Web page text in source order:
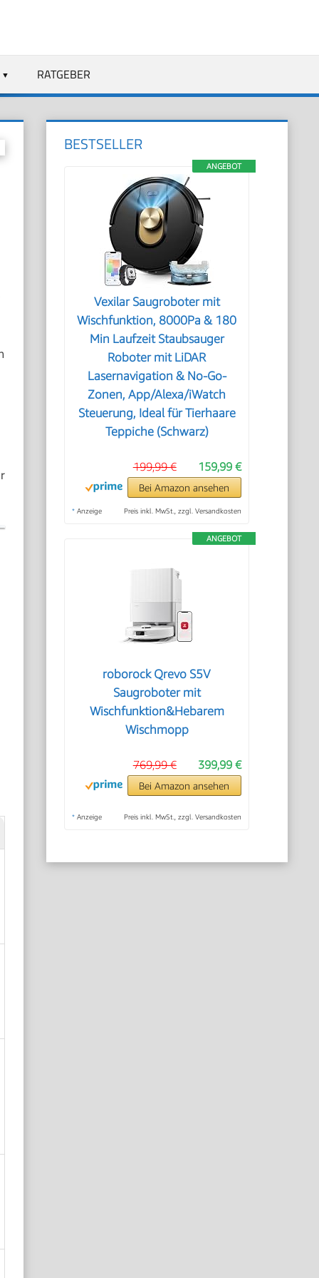
RATGEBER
BESTSELLER
ANGEBOT
Vexilar Saugroboter mit
Wischfunktion, 8000Pa & 180
Min Laufzeit Staubsauger
Roboter mit LiDAR
Lasernavigation & No-Go-
Zonen, App/Alexa/iWatch
Steuerung, Ideal für Tierhaare
Teppiche (Schwarz)
159,99 €
199,99 €
Bei Amazon ansehen
* Anzeige Preis inkl. MwSt., zzgl. Versandkosten
ANGEBOT
roborock Qrevo S5V
Saugroboter mit
Wischfunktion&Hebarem
Wischmopp
399,99 €
769,99 €
Bei Amazon ansehen
* Anzeige Preis inkl. MwSt., zzgl. Versandkosten